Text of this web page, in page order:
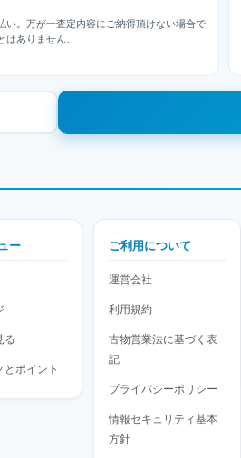
い。万が一査定内容にご納得頂けない場合で
はありません。
ー
る
とポイント
ご利用について
運営会社
利用規約
古物営業法に基づく表
記
プライバシーポリシー
情報セキュリティ基本
方針